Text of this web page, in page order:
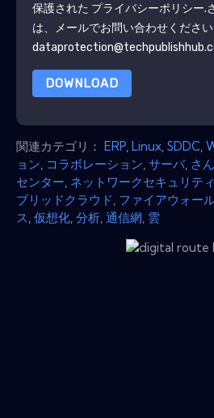
保護された プライバシーポリシー.
は、メールでお問い合わせください
DOWNLOAD
関連カテゴリ： ERP Linux SDDC
ョン コラボレーション サーバ, さん
センター ネットワークセキュリテ
ブリッドクラウド ファイアウォー
ス 仮想化 分析 通信網 雲